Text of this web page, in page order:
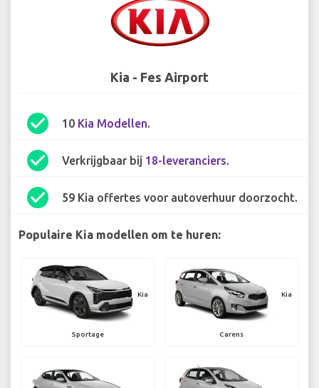
Kia - Fes Airport
check_circle 10 Kia Modellen.
check_circle Verkrijgbaar bij 18-leveranciers.
check_circle 59 Kia offertes voor autoverhuur doorzocht.
Populaire Kia modellen om te huren:
Kia
Sportage
Kia
Carens